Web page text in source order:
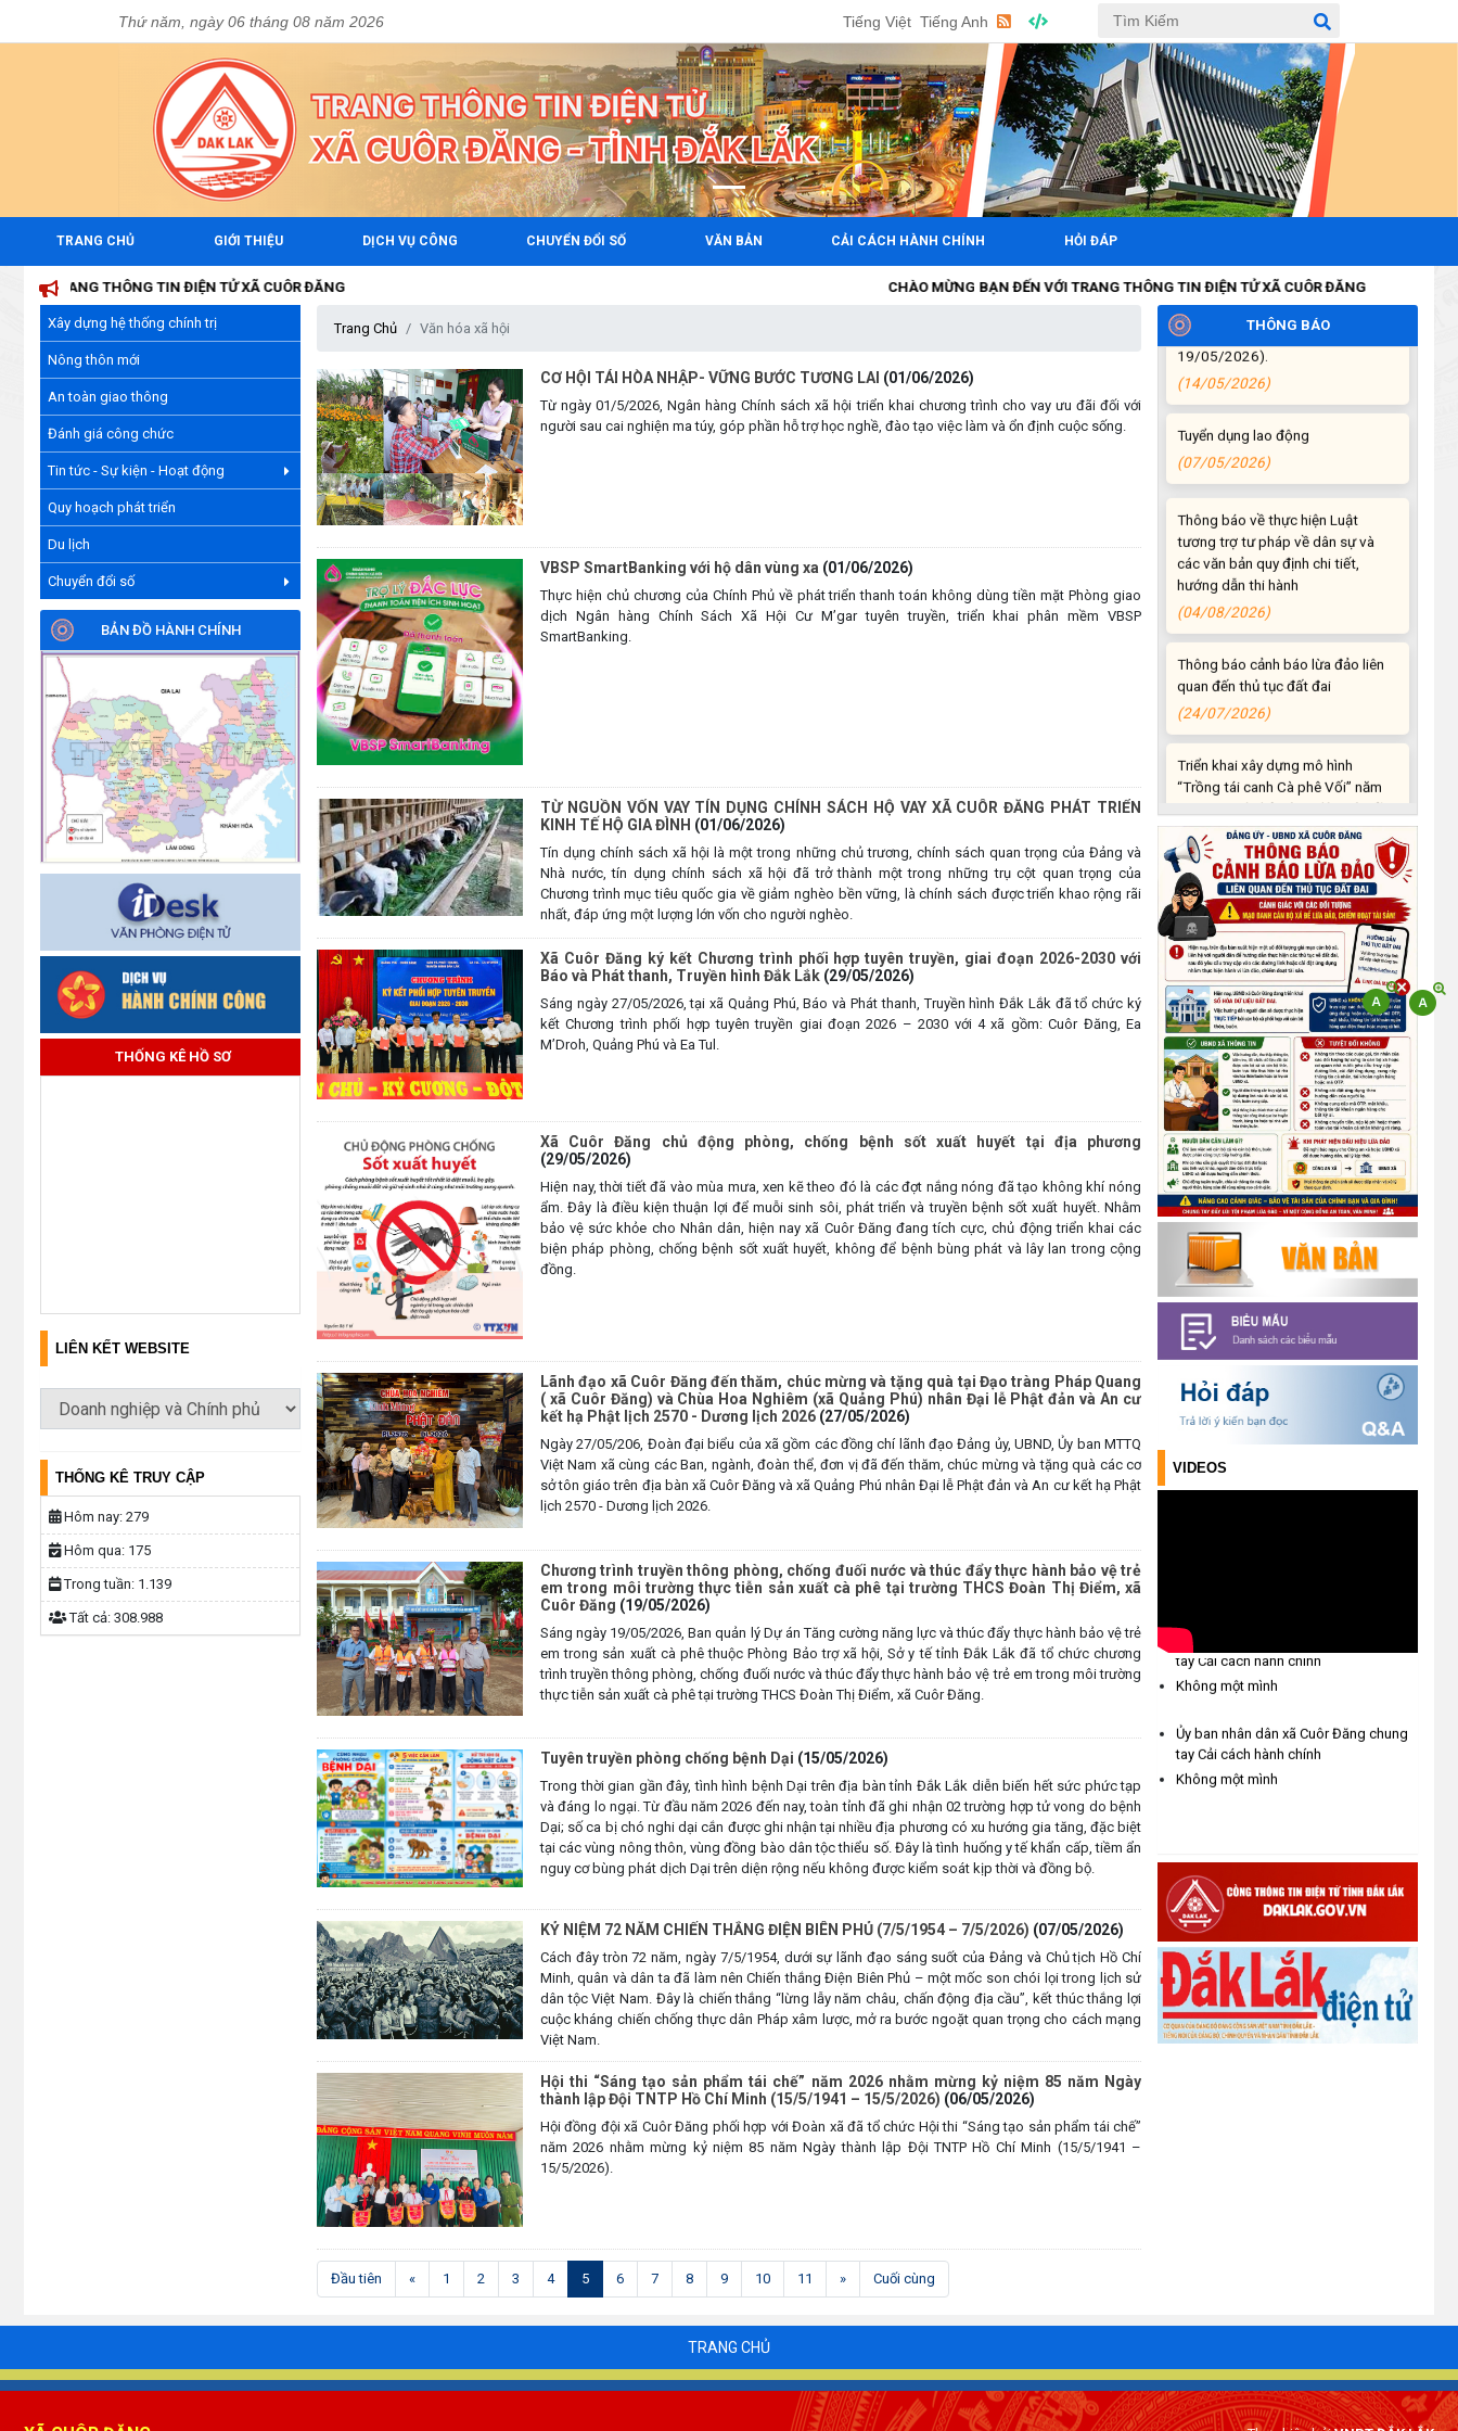
Thứ năm, ngày 06 tháng 08 năm 2026 Tiếng Việt Tiếng Anh
TRANG CHỦ GIỚI THIỆU DỊCH VỤ CÔNG CHUYỂN ĐỔI SỐ VĂN BẢN CẢI CÁCH HÀNH CHÍNH HỎI ĐÁP
THÔNG TIN ĐIỆN TỬ XÃ CUÔR ĐĂNG CHÀO MỪNG BẠN ĐẾN VỚI TRANG THÔNG TIN ĐIỆN TỬ XÃ CUÔR ĐĂNG
Xây dựng hệ thống chính trị
Nông thôn mới
An toàn giao thông
Đánh giá công chức
Tin tức - Sự kiện - Hoạt động
Quy hoạch phát triển
Du lịch
Chuyển đổi số
BẢN ĐỒ HÀNH CHÍNH
THỐNG KÊ HỒ SƠ
LIÊN KẾT WEBSITE
THỐNG KÊ TRUY CẬP
Hôm nay: 279
Hôm qua: 175
Trong tuần: 1.139
Tất cả: 308.988
Trang Chủ Văn hóa xã hội
CƠ HỘI TÁI HÒA NHẬP- VỮNG BƯỚC TƯƠNG LAI (01/06/2026)
Từ ngày 01/5/2026, Ngân hàng Chính sách xã hội triển khai chương trình cho vay ưu đãi đối với
người sau cai nghiện ma túy, góp phần hỗ trợ học nghề, đào tạo việc làm và ổn định cuộc sống.
VBSP SmartBanking với hộ dân vùng xa (01/06/2026)
Thực hiện chủ chương của Chính Phủ về phát triển thanh toán không dùng tiền mặt Phòng giao
dịch Ngân hàng Chính Sách Xã Hội Cư M’gar tuyên truyền, triển khai phân mềm VBSP
SmartBanking.
TỪ NGUỒN VỐN VAY TÍN DỤNG CHÍNH SÁCH HỘ VAY XÃ CUÔR ĐĂNG PHÁT TRIỂN
KINH TẾ HỘ GIA ĐÌNH (01/06/2026)
Tín dụng chính sách xã hội là một trong những chủ trương, chính sách quan trọng của Đảng và
Nhà nước, tín dụng chính sách xã hội đã trở thành một trong những trụ cột quan trọng của
Chương trình mục tiêu quốc gia về giảm nghèo bền vững, là chính sách được triển khao rộng rãi
nhất, đáp ứng một lượng lớn vốn cho người nghèo.
Xã Cuôr Đăng ký kết Chương trình phối hợp tuyên truyền, giai đoạn 2026-2030 với
Báo và Phát thanh, Truyền hình Đắk Lắk (29/05/2026)
Sáng ngày 27/05/2026, tại xã Quảng Phú, Báo và Phát thanh, Truyền hình Đắk Lắk đã tổ chức ký
kết Chương trình phối hợp tuyên truyền giai đoạn 2026 – 2030 với 4 xã gồm: Cuôr Đăng, Ea
M’Droh, Quảng Phú và Ea Tul.
Xã Cuôr Đăng chủ động phòng, chống bệnh sốt xuất huyết tại địa phương
(29/05/2026)
Hiện nay, thời tiết đã vào mùa mưa, xen kẽ theo đó là các đợt nắng nóng đã tạo không khí nóng
ẩm. Đây là điều kiện thuận lợi để muỗi sinh sôi, phát triển và truyền bệnh sốt xuất huyết. Nhằm
bảo vệ sức khỏe cho Nhân dân, hiện nay xã Cuôr Đăng đang tích cực, chủ động triển khai các
biện pháp phòng, chống bệnh sốt xuất huyết, không để bệnh bùng phát và lây lan trong cộng
đồng.
Lãnh đạo xã Cuôr Đăng đến thăm, chúc mừng và tặng quà tại Đạo tràng Pháp Quang
( xã Cuôr Đăng) và Chùa Hoa Nghiêm (xã Quảng Phú) nhân Đại lễ Phật đản và An cư
kết hạ Phật lịch 2570 - Dương lịch 2026 (27/05/2026)
Ngày 27/05/206, Đoàn đại biểu của xã gồm các đồng chí lãnh đạo Đảng ủy, UBND, Ủy ban MTTQ
Việt Nam xã cùng các Ban, ngành, đoàn thể, đơn vị đã đến thăm, chúc mừng và tặng quà các cơ
sở tôn giáo trên địa bàn xã Cuôr Đăng và xã Quảng Phú nhân Đại lễ Phật đản và An cư kết hạ Phật
lịch 2570 - Dương lịch 2026.
Chương trình truyền thông phòng, chống đuối nước và thúc đẩy thực hành bảo vệ trẻ
em trong môi trường thực tiễn sản xuất cà phê tại trường THCS Đoàn Thị Điểm, xã
Cuôr Đăng (19/05/2026)
Sáng ngày 19/05/2026, Ban quản lý Dự án Tăng cường năng lực và thúc đẩy thực hành bảo vệ trẻ
em trong sản xuất cà phê thuộc Phòng Bảo trợ xã hội, Sở y tế tỉnh Đắk Lắk đã tổ chức chương
trình truyền thông phòng, chống đuối nước và thúc đẩy thực hành bảo vệ trẻ em trong môi trường
thực tiễn sản xuất cà phê tại trường THCS Đoàn Thị Điểm, xã Cuôr Đăng.
Tuyên truyền phòng chống bệnh Dại (15/05/2026)
Trong thời gian gần đây, tình hình bệnh Dại trên địa bàn tỉnh Đắk Lắk diễn biến hết sức phức tạp
và đáng lo ngại. Từ đầu năm 2026 đến nay, toàn tỉnh đã ghi nhận 02 trường hợp tử vong do bệnh
Dại; số ca bị chó nghi dại cắn được ghi nhận tại nhiều địa phương có xu hướng gia tăng, đặc biệt
tại các vùng nông thôn, vùng đồng bào dân tộc thiểu số. Đây là tình huống y tế khẩn cấp, tiềm ẩn
nguy cơ bùng phát dịch Dại trên diện rộng nếu không được kiểm soát kịp thời và đồng bộ.
KỶ NIỆM 72 NĂM CHIẾN THẮNG ĐIỆN BIÊN PHỦ (7/5/1954 – 7/5/2026) (07/05/2026)
Cách đây tròn 72 năm, ngày 7/5/1954, dưới sự lãnh đạo sáng suốt của Đảng và Chủ tịch Hồ Chí
Minh, quân và dân ta đã làm nên Chiến thắng Điện Biên Phủ – một mốc son chói lọi trong lịch sử
dân tộc Việt Nam. Đây là chiến thắng “lừng lẫy năm châu, chấn động địa cầu”, kết thúc thắng lợi
cuộc kháng chiến chống thực dân Pháp xâm lược, mở ra bước ngoặt quan trọng cho cách mạng
Việt Nam.
Hội thi “Sáng tạo sản phẩm tái chế” năm 2026 nhằm mừng kỷ niệm 85 năm Ngày
thành lập Đội TNTP Hồ Chí Minh (15/5/1941 – 15/5/2026) (06/05/2026)
Hội đồng đội xã Cuôr Đăng phối hợp với Đoàn xã đã tổ chức Hội thi “Sáng tạo sản phẩm tái chế”
năm 2026 nhằm mừng kỷ niệm 85 năm Ngày thành lập Đội TNTP Hồ Chí Minh (15/5/1941 –
15/5/2026).
Đầu tiên « 1 2 3 4 5(current)
6 7 8 9 10 11 » Cuối cùng
THÔNG BÁO
Chương trình đối thoại giữa lãnh
đạo UBND xã với thanh niên, thiếu
nhi trên địa bàn xã năm 2026
(14/05/2026)
Chương trình kỷ niệm 85 năm
ngày thành lập Đội TNTP Hồ Chí
năm ngày sinh Chủ tịch Hồ Chí
Minh (19/05/1890 –
19/05/2026).
(14/05/2026)
(07/05/2026)
Thông báo về thực hiện Luật
các văn bản quy định chi tiết,
hướng dẫn thi hành
(04/08/2026)
(24/07/2026)
2026 tại các hộ nông dân trên địa
bàn xã
(06/07/2026)
Hội nghị công bố Nghị quyết, các
quyết định về thành lập thôn,
buôn, thành lập tổ chức Đảng, chỉ
định cấp ủy, trưởng các thôn,
buôn, trưởng Ban công tác Mặt
trận các thôn, buôn
(03/07/2026)
Xã Cuôr Đăng đã tổ chức lễ kỷ
niệm 85 năm Ngày truyền thống
Người cao tuổi Việt Nam
(06/06/1941-06/06/2026) và
tổ chức mừng thọ, chúc thọ
Người cao tuổi trên địa bàn xã.
(05/06/2026)
PHÁT ĐỘNG THAM GIA CUỘC
THI “ỨNG DỤNG TRÍ TUỆ NHÂN
TẠO VÀO CUỘC SỐNG – AI FOR
LIFE 2026” TRÊN ĐỊA BÀN TỈNH
ĐẮK LẮK
(29/05/2026)
Nhiệt liệt chào mừng Ngày Khoa
học, Công nghệ và Đổi mới sáng
tạo Việt Nam 18/5"
Chương trình kỷ niệm 85 năm
ngày thành lập Đội TNTP Hồ Chí
15/05/2026) và kỷ niệm 136
năm ngày sinh Chủ tịch Hồ Chí
Minh (19/05/1890 –
19/05/2026).
(07/05/2026)
VIDEOS
Ủy ban nhân dân xã Cuôr Đăng chung
tay Cải cách hành chính
Không một mình
Ủy ban nhân dân xã Cuôr Đăng chung
tay Cải cách hành chính
Không một mình
TRANG CHỦ